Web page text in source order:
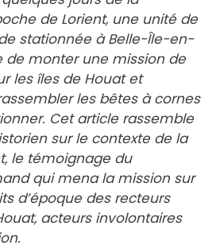
de Lorient, une unité de
stationnée à Belle-Île-en-
de monter une mission de
les îles de Houat et
les bêtes à cornes
Cet article rassemble
sur le contexte de la
le témoignage du
qui mena la mission sur
d’époque des recteurs
acteurs involontaires